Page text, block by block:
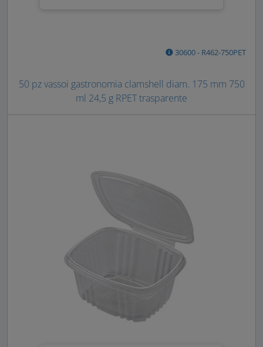
30600 - R462-750PET
50 pz vassoi gastronomia clamshell diam. 175 mm 750
ml 24,5 g RPET trasparente